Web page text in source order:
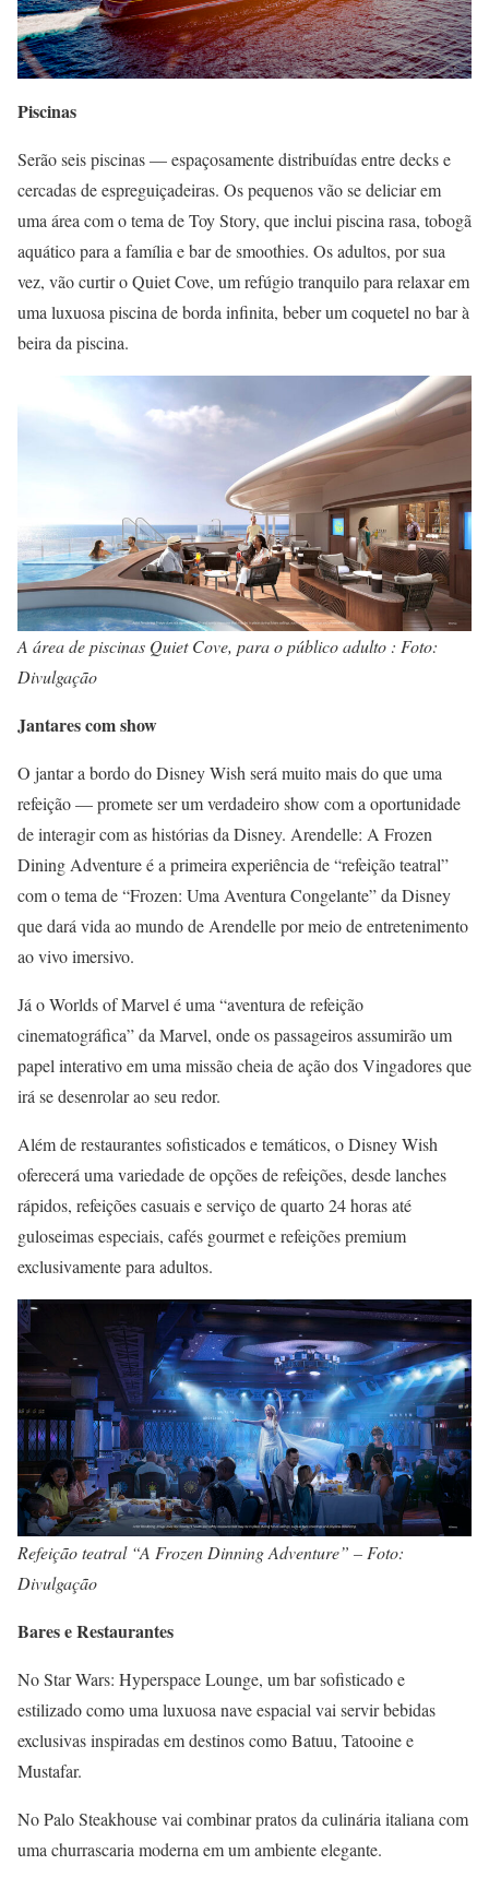
Piscinas
Serão seis piscinas — espaçosamente distribuídas entre decks e
cercadas de espreguiçadeiras. Os pequenos vão se deliciar em
uma área com o tema de Toy Story, que inclui piscina rasa, tobogã
aquático para a família e bar de smoothies. Os adultos, por sua
vez, vão curtir o Quiet Cove, um refúgio tranquilo para relaxar em
uma luxuosa piscina de borda infinita, beber um coquetel no bar à
beira da piscina.
A área de piscinas Quiet Cove, para o público adulto : Foto:
Divulgação
Jantares com show
O jantar a bordo do Disney Wish será muito mais do que uma
refeição — promete ser um verdadeiro show com a oportunidade
de interagir com as histórias da Disney. Arendelle: A Frozen
Dining Adventure é a primeira experiência de “refeição teatral”
com o tema de “Frozen: Uma Aventura Congelante” da Disney
que dará vida ao mundo de Arendelle por meio de entretenimento
ao vivo imersivo.
Já o Worlds of Marvel é uma “aventura de refeição
cinematográfica” da Marvel, onde os passageiros assumirão um
papel interativo em uma missão cheia de ação dos Vingadores que
irá se desenrolar ao seu redor.
Além de restaurantes sofisticados e temáticos, o Disney Wish
oferecerá uma variedade de opções de refeições, desde lanches
rápidos, refeições casuais e serviço de quarto 24 horas até
guloseimas especiais, cafés gourmet e refeições premium
exclusivamente para adultos.
Refeição teatral “A Frozen Dinning Adventure” – Foto:
Divulgação
Bares e Restaurantes
No Star Wars: Hyperspace Lounge, um bar sofisticado e
estilizado como uma luxuosa nave espacial vai servir bebidas
exclusivas inspiradas em destinos como Batuu, Tatooine e
Mustafar.
No Palo Steakhouse vai combinar pratos da culinária italiana com
uma churrascaria moderna em um ambiente elegante.